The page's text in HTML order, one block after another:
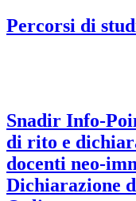
Percorsi di
Snadir Info-
di rito e
docenti neo-
Dichiarazione